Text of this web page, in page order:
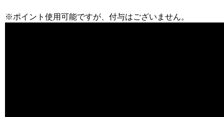
※ポイント使用可能ですが、付与はございません。